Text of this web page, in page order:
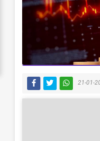
21-01-